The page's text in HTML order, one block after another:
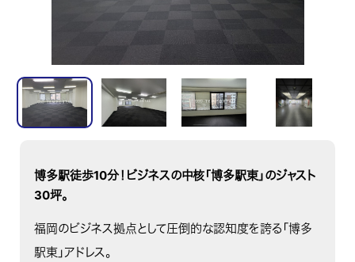
博多駅徒歩10分！ビジネスの中核「博多駅東」のジャスト
30坪。
福岡のビジネス拠点として圧倒的な認知度を誇る「博多
駅東」アドレス。